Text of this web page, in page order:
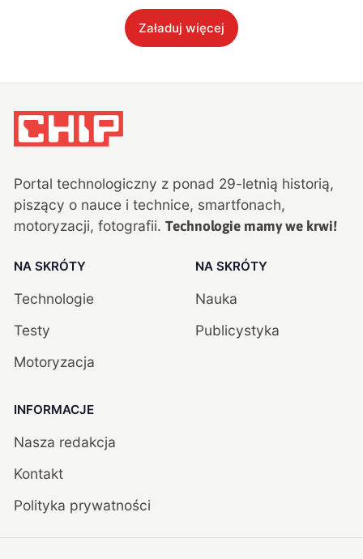
Załaduj więcej
Portal technologiczny z ponad 29-letnią historią,
piszący o nauce i technice, smartfonach,
motoryzacji, fotografii. Technologie mamy we krwi!
NA SKRÓTY
Technologie
Testy
Motoryzacja
NA SKRÓTY
Nauka
Publicystyka
INFORMACJE
Nasza redakcja
Kontakt
Polityka prywatności